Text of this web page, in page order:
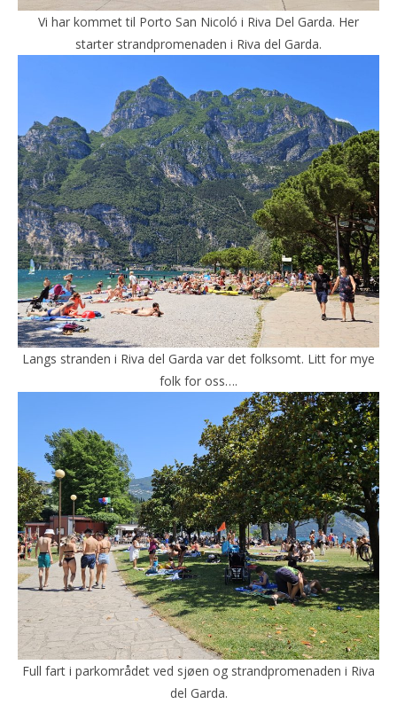
Vi har kommet til Porto San Nicoló i Riva Del Garda. Her
starter strandpromenaden i Riva del Garda.
Langs stranden i Riva del Garda var det folksomt. Litt for mye
folk for oss….
Full fart i parkområdet ved sjøen og strandpromenaden i Riva
del Garda.